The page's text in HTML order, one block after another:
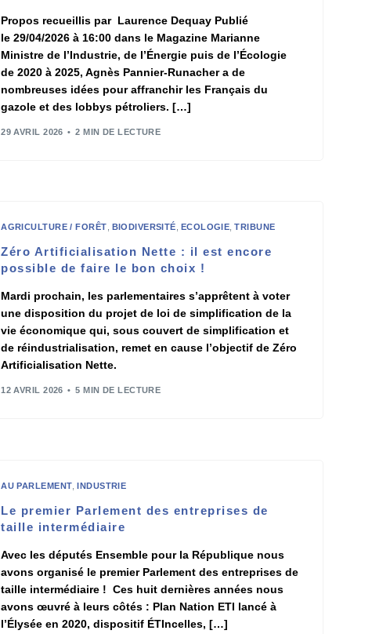
Propos recueillis par Laurence Dequay Publié
le 29/04/2026 à 16:00 dans le Magazine Marianne
Ministre de l’Industrie, de l’Énergie puis de l’Écologie
de 2020 à 2025, Agnès Pannier-Runacher a de
nombreuses idées pour affranchir les Français du
gazole et des lobbys pétroliers. […]
29 AVRIL 2026 2 MIN DE LECTURE
AGRICULTURE / FORÊT BIODIVERSITÉ ECOLOGIE ,TRIBUNE
Zéro Artificialisation Nette : il est encore
possible de faire le bon choix !
Mardi prochain, les parlementaires s’apprêtent à voter
une disposition du projet de loi de simplification de la
vie économique qui, sous couvert de simplification et
de réindustrialisation, remet en cause l’objectif de Zéro
Artificialisation Nette.
12 AVRIL 2026 5 MIN DE LECTURE
AU PARLEMENT ,INDUSTRIE
Le premier Parlement des entreprises de
taille intermédiaire
Avec les députés Ensemble pour la République nous
avons organisé le premier Parlement des entreprises de
taille intermédiaire ! Ces huit dernières années nous
avons œuvré à leurs côtés : Plan Nation ETI lancé à
l’Élysée en 2020, dispositif ÉTIncelles, […]